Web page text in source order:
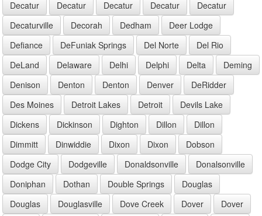
Decatur
Decatur Decatur Decatur
Decatur
Decaturville
Decorah Dedham
Deer Lodge
Defiance
DeFuniak Springs Del Norte
Del Rio
DeLand
Delaware Delhi Delphi Delta
Deming
Denison
Denton Denton Denver
DeRidder
Des Moines
Detroit Lakes Detroit
Devils Lake
Dickens
Dickinson Dighton Dillon
Dillon
Dimmitt
Dinwiddie Dixon Dixon
Dobson
Dodge City
Dodgeville Donaldsonville
Donalsonville
Doniphan
Dothan Double Springs
Douglas
Douglas
Douglasville Dove Creek Dover
Dover